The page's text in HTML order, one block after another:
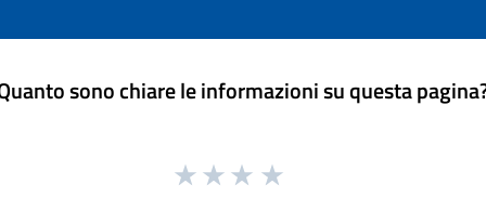
sono chiare le informazioni su questa